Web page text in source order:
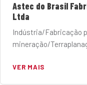
Astec do Brasil
Ltda
Indústria/Fabricação
mineração/
VER MAIS